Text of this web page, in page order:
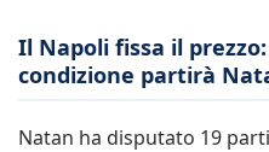
Il Napoli fissa il
condizione partirà
Natan ha disputato 19